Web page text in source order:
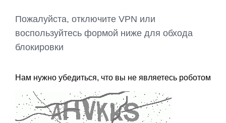
Пожалуйста, отключите VPN или
воспользуйтесь формой ниже для обхода
блокировки
Нам нужно убедиться, что вы не являетесь роботом